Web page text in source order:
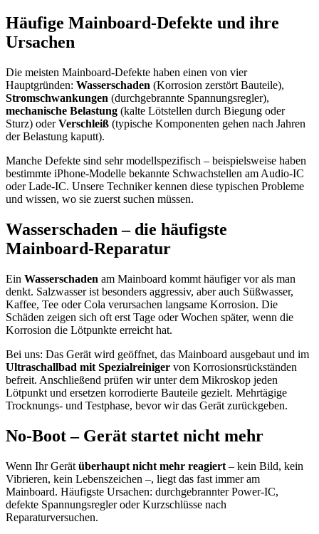
Häufige Mainboard-Defekte und ihre
Ursachen
Die meisten Mainboard-Defekte haben einen von vier
Hauptgründen: Wasserschaden (Korrosion zerstört Bauteile),
Stromschwankungen (durchgebrannte Spannungsregler),
mechanische Belastung (kalte Lötstellen durch Biegung oder
Sturz) oderVerschleiß (typische Komponenten gehen nach Jahren
der Belastung kaputt).
Manche Defekte sind sehr modellspezifisch – beispielsweise haben
bestimmte iPhone-Modelle bekannte Schwachstellen am Audio-IC
oder Lade-IC. Unsere Techniker kennen diese typischen Probleme
und wissen, wo sie zuerst suchen müssen.
Wasserschaden – die häufigste
Mainboard-Reparatur
Ein Wasserschaden am Mainboard kommt häufiger vor als man
denkt. Salzwasser ist besonders aggressiv, aber auch Süßwasser,
Kaffee, Tee oder Cola verursachen langsame Korrosion. Die
Schäden zeigen sich oft erst Tage oder Wochen später, wenn die
Korrosion die Lötpunkte erreicht hat.
Bei uns: Das Gerät wird geöffnet, das Mainboard ausgebaut und im
Ultraschallbad mit Spezialreiniger von Korrosionsrückständen
befreit. Anschließend prüfen wir unter dem Mikroskop jeden
Lötpunkt und ersetzen korrodierte Bauteile gezielt. Mehrtägige
Trocknungs- und Testphase, bevor wir das Gerät zurückgeben.
No-Boot – Gerät startet nicht mehr
Wenn Ihr Gerät überhaupt nicht mehr reagiert – kein Bild, kein
Vibrieren, kein Lebenszeichen –, liegt das fast immer am
Mainboard. Häufigste Ursachen: durchgebrannter Power-IC,
defekte Spannungsregler oder Kurzschlüsse nach
Reparaturversuchen.